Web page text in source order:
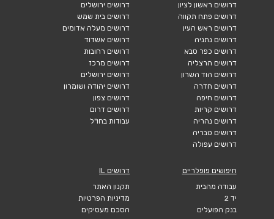
דרושים ראשון לציון
דרושים פתח תקווה
דרושים ראש העין
דרושים נתניה
דרושים כפר סבא
דרושים הרצליה
דרושים הוד השרון
דרושים חדרה
דרושים חיפה
דרושים קריות
דרושים נהריה
דרושים טבריה
דרושים עפולה
דרושים ירושלים
דרושים בית שמש
דרושים מעלה אדומים
דרושים אשדוד
דרושים רחובות
דרושים מרכז
דרושים ירושלים
דרושים יהודה ושומרון
דרושים צפון
דרושים דרום
עבודות בחו"ל
חיפושים פופלריים
עבודה מהבית
יד 2
בנק הפועלים
דרושים IL
תקנון האתר
מדיניות הפרטיות
הסכם מעסיקים